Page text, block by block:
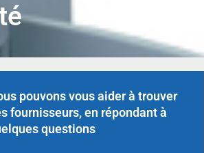
pouvons vous aider à trouver
fournisseurs, en répondant à
questions